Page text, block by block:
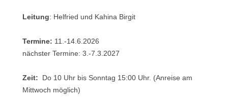
Leitung: Helfried und Kahina Birgit
Termine: 11.-14.6.2026
nächster Termine: 3.-7.3.2027
Zeit: Do 10 Uhr bis Sonntag 15:00 Uhr. (Anreise am
Mittwoch möglich)